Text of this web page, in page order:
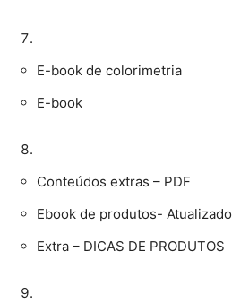
E-book de colorimetria
E-book
Conteúdos extras – PDF
Ebook de produtos- Atualizado
Extra – DICAS DE PRODUTOS